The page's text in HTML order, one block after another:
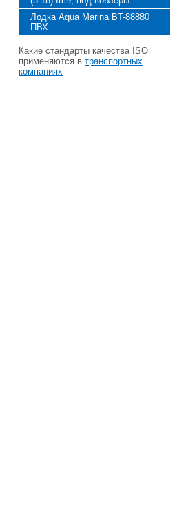
Лодка Aqua Marina BT-88880
ПВХ
Какие стандарты качества ISO
применяются в транспортных
компаниях